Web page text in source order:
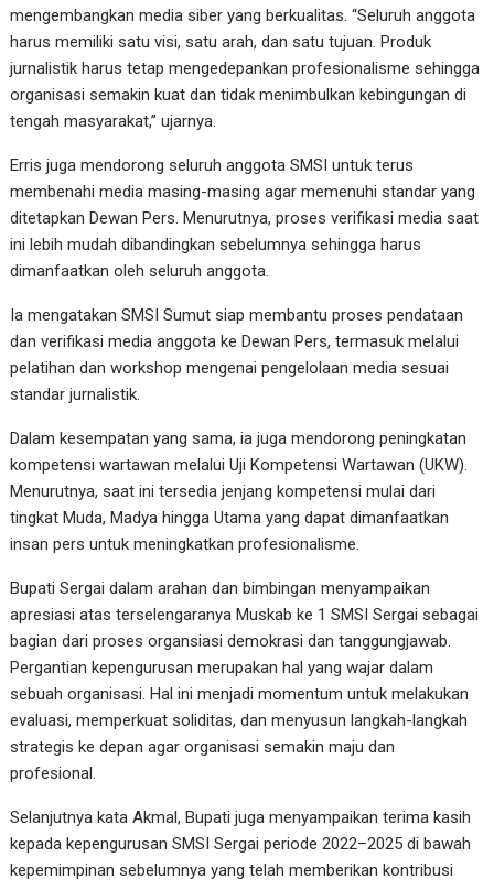
mengembangkan media siber yang berkualitas. “Seluruh anggota
harus memiliki satu visi, satu arah, dan satu tujuan. Produk
jurnalistik harus tetap mengedepankan profesionalisme sehingga
organisasi semakin kuat dan tidak menimbulkan kebingungan di
tengah masyarakat,” ujarnya.
Erris juga mendorong seluruh anggota SMSI untuk terus
membenahi media masing-masing agar memenuhi standar yang
ditetapkan Dewan Pers. Menurutnya, proses verifikasi media saat
ini lebih mudah dibandingkan sebelumnya sehingga harus
dimanfaatkan oleh seluruh anggota.
Ia mengatakan SMSI Sumut siap membantu proses pendataan
dan verifikasi media anggota ke Dewan Pers, termasuk melalui
pelatihan dan workshop mengenai pengelolaan media sesuai
standar jurnalistik.
Dalam kesempatan yang sama, ia juga mendorong peningkatan
kompetensi wartawan melalui Uji Kompetensi Wartawan (UKW).
Menurutnya, saat ini tersedia jenjang kompetensi mulai dari
tingkat Muda, Madya hingga Utama yang dapat dimanfaatkan
insan pers untuk meningkatkan profesionalisme.
Bupati Sergai dalam arahan dan bimbingan menyampaikan
apresiasi atas terselengaranya Muskab ke 1 SMSI Sergai sebagai
bagian dari proses organsiasi demokrasi dan tanggungjawab.
Pergantian kepengurusan merupakan hal yang wajar dalam
sebuah organisasi. Hal ini menjadi momentum untuk melakukan
evaluasi, memperkuat soliditas, dan menyusun langkah-langkah
strategis ke depan agar organisasi semakin maju dan
profesional.
Selanjutnya kata Akmal, Bupati juga menyampaikan terima kasih
kepada kepengurusan SMSI Sergai periode 2022–2025 di bawah
kepemimpinan sebelumnya yang telah memberikan kontribusi